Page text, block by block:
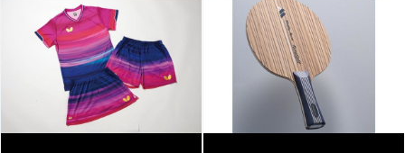
アーカイブ | アーカイブ |